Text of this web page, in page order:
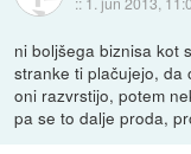
ni boljšega biznisa kot
stranke ti plačujejo, da
oni razvrstijo, potem
pa se to dalje proda,